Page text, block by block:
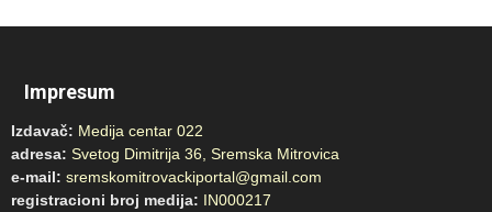
Impresum
Izdavač: Medija centar 022
adresa: Svetog Dimitrija 36, Sremska Mitrovica
e-mail: sremskomitrovackiportal@gmail.com
registracioni broj medija: IN000217